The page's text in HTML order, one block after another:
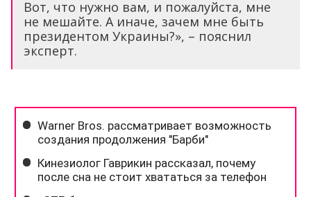
Вот, что нужно вам, и пожалуйста, мне
не мешайте. А иначе, зачем мне быть
президентом Украины?», – пояснил
эксперт.